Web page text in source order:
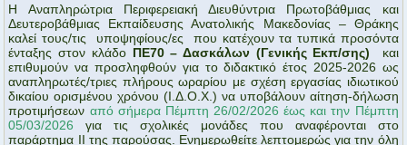
Η Αναπληρώτρια Περιφερειακή Διευθύντρια Πρωτοβάθμιας και
Δευτεροβάθμιας Εκπαίδευσης Ανατολικής Μακεδονίας – Θράκης
καλεί τους/τις υποψηφίους/ες που κατέχουν τα τυπικά προσόντα
ένταξης στον κλάδο ΠΕ70 – Δασκάλων (Γενικής Εκπ/σης) και
επιθυμούν να προσληφθούν για το διδακτικό έτος 2025-2026 ως
αναπληρωτές/τριες πλήρους ωραρίου με σχέση εργασίας ιδιωτικού
δικαίου ορισμένου χρόνου (Ι.Δ.Ο.Χ.) να υποβάλουν αίτηση-δήλωση
προτιμήσεων από σήμερα Πέμπτη 26/02/2026 έως και την Πέμπτη
05/03/2026 για τις σχολικές μονάδες που αναφέρονται στο
παράρτημα ΙΙ της παρούσας. Ενημερωθείτε λεπτομερώς για την όλη